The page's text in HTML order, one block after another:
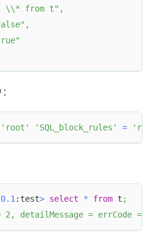
\\* from t" ,
,
'root' 'SQL_block_rules' =
:test> select * from t ;
2, detailMessage = errCode =